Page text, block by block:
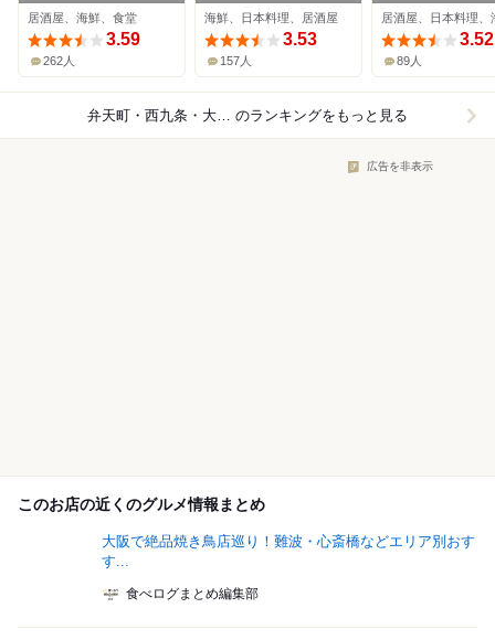
居酒屋、海鮮、食堂
3.59
262人
海鮮、日本料理、居酒屋
3.53
157人
居酒屋、日本料理、
3.52
89人
弁天町・西九条・大阪ドーム×居酒屋 のランキングをもっと見る
広告を非表示
このお店の近くのグルメ情報まとめ
大阪で絶品焼き鳥店巡り！難波・心斎橋などエリア別おす
す...
食べログまとめ編集部